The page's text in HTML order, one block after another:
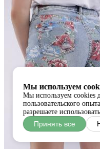
Мы используем
Мы используем cookies
пользовательского
разрешаете
Принять все